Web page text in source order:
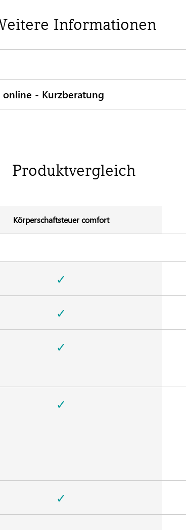
Informationen
- Kurzberatung
Produktvergleich
Körperschaftsteuer comfort
✓
✓
✓
✓
✓